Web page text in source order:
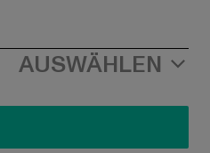
AUSWÄHLEN